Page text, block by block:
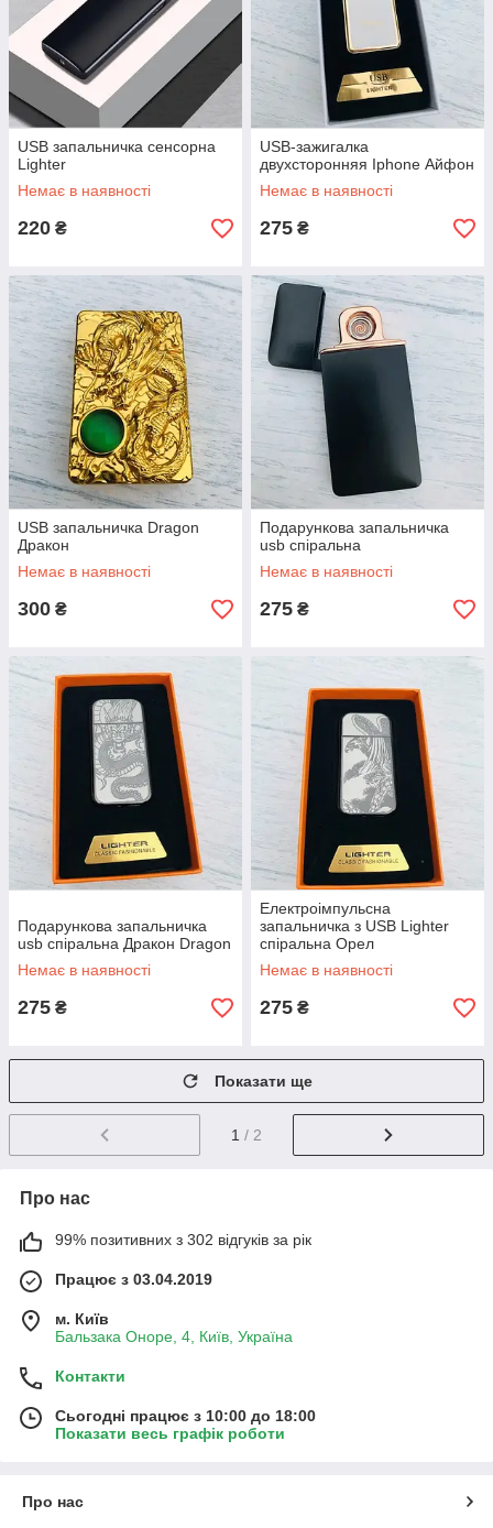
USB запальничка сенсорна
Lighter
Немає в наявності
220 ₴
USB-зажигалка
двухсторонняя Iphone Айфон
Немає в наявності
275 ₴
USB запальничка Dragon
Дракон
Немає в наявності
300 ₴
Подарункова запальничка
usb спіральна
Немає в наявності
275 ₴
Подарункова запальничка
usb спіральна Дракон Dragon
Немає в наявності
275 ₴
Електроімпульсна
запальничка з USB Lighter
спіральна Орел
Немає в наявності
275 ₴
Показати ще
1 / 2
Про нас
99% позитивних з 302 відгуків за рік
Працює з 03.04.2019
м. Київ
Бальзака Оноре, 4, Київ, Україна
Контакти
Сьогодні працює з 10:00 до 18:00
Показати весь графік роботи
Про нас